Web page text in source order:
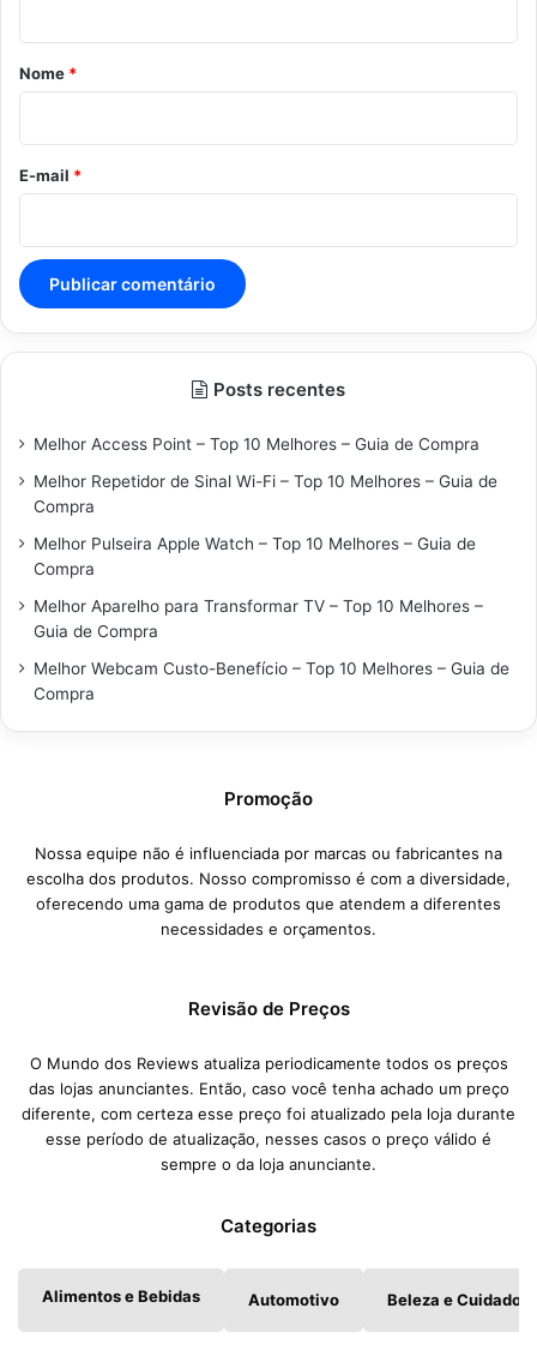
r
o
*
Nome *
E-mail *
Posts recentes
Melhor Access Point – Top 10 Melhores – Guia de Compra
Melhor Repetidor de Sinal Wi-Fi – Top 10 Melhores – Guia de
Compra
Melhor Pulseira Apple Watch – Top 10 Melhores – Guia de
Compra
Melhor Aparelho para Transformar TV – Top 10 Melhores –
Guia de Compra
Melhor Webcam Custo-Benefício – Top 10 Melhores – Guia de
Compra
Promoção
Nossa equipe não é influenciada por marcas ou fabricantes na
escolha dos produtos. Nosso compromisso é com a diversidade,
oferecendo uma gama de produtos que atendem a diferentes
necessidades e orçamentos.
Revisão de Preços
O Mundo dos Reviews atualiza periodicamente todos os preços
das lojas anunciantes. Então, caso você tenha achado um preço
diferente, com certeza esse preço foi atualizado pela loja durante
esse período de atualização, nesses casos o preço válido é
sempre o da loja anunciante.
Categorias
Alimentos e Bebidas Automotivo Beleza e Cuidados